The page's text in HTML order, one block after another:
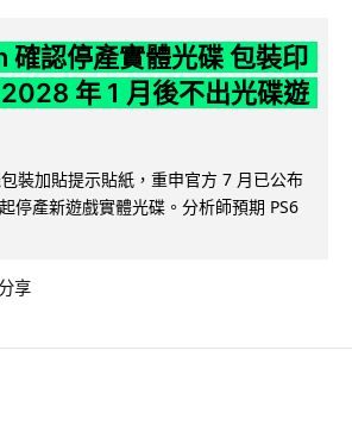
認停產實體光碟 包裝印
年 1 月後不出光碟遊
裝加貼提示貼紙，重申官方 7 月已公布
停產新遊戲實體光碟。分析師預期 PS6
享